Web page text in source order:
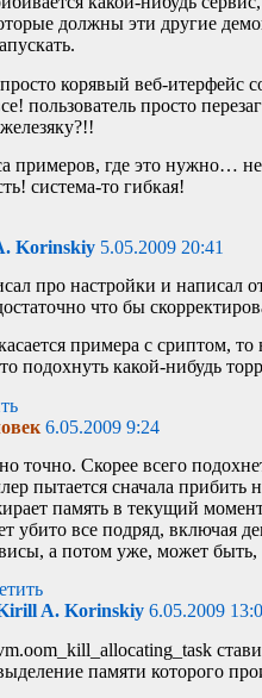
должны эти другие
корявый веб-итерфейс
пользователь просто
примеров, где это нужно…
система-то гибкая!
Korinskiy 5.05.2009 20:41
про настройки и написал
что бы
примера с сриптом,
подохнуть какой-нибудь
6.05.2009 9:24
точно. Скорее всего
пытается сначала прибить
память в текущий
убито все подряд, включая
а потом уже, может
A. Korinskiy 6.05.2009
памяти которого